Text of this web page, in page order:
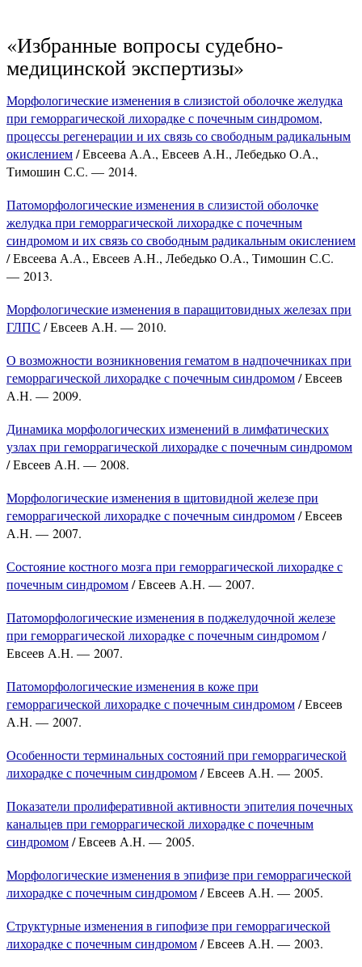
«Избранные вопросы судебно-
медицинской экспертизы»
Морфологические изменения в слизистой оболочке желудка
при геморрагической лихорадке с почечным синдромом,
процессы регенерации и их связь со свободным радикальным
окислением/ Евсеева А.А., Евсеев А.Н., Лебедько О.А.,
Тимошин С.С. — 2014.
Патоморфологические изменения в слизистой оболочке
желудка при геморрагической лихорадке с почечным
синдромом и их связь со свободным радикальным окислением
/ Евсеева А.А., Евсеев А.Н., Лебедько О.А., Тимошин С.С.
— 2013.
Морфологические изменения в паращитовидных железах при
ГЛПС / Евсеев А.Н. — 2010.
О возможности возникновения гематом в надпочечниках при
геморрагической лихорадке с почечным синдромом/ Евсеев
А.Н. — 2009.
Динамика морфологических изменений в лимфатических
узлах при геморрагической лихорадке с почечным синдромом
/ Евсеев А.Н. — 2008.
Морфологические изменения в щитовидной железе при
геморрагической лихорадке с почечным синдромом/ Евсеев
А.Н. — 2007.
Состояние костного мозга при геморрагической лихорадке с
почечным синдромом/ Евсеев А.Н. — 2007.
Патоморфологические изменения в поджелудочной железе
при геморрагической лихорадке с почечным синдромом/
Евсеев А.Н. — 2007.
Патоморфологические изменения в коже при
геморрагической лихорадке с почечным синдромом/ Евсеев
А.Н. — 2007.
Особенности терминальных состояний при геморрагической
лихорадке с почечным синдромом/ Евсеев А.Н. — 2005.
Показатели пролиферативной активности эпителия почечных
канальцев при геморрагической лихорадке с почечным
синдромом/ Евсеев А.Н. — 2005.
Морфологические изменения в эпифизе при геморрагической
лихорадке с почечным синдромом/ Евсеев А.Н. — 2005.
Структурные изменения в гипофизе при геморрагической
лихорадке с почечным синдромом/ Евсеев А.Н. — 2003.